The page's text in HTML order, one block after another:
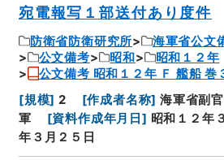
宛電報写１部送付あり度件
防衛省防衛研究所 海軍省公文
公文備考
昭和
昭和１２年
公文備考 昭和１２年 Ｆ 艦船 巻
[規模] 2 [作成者名称] 海軍省副官
軍
[資料作成年月日 ] 昭和１２年
年３月２５日